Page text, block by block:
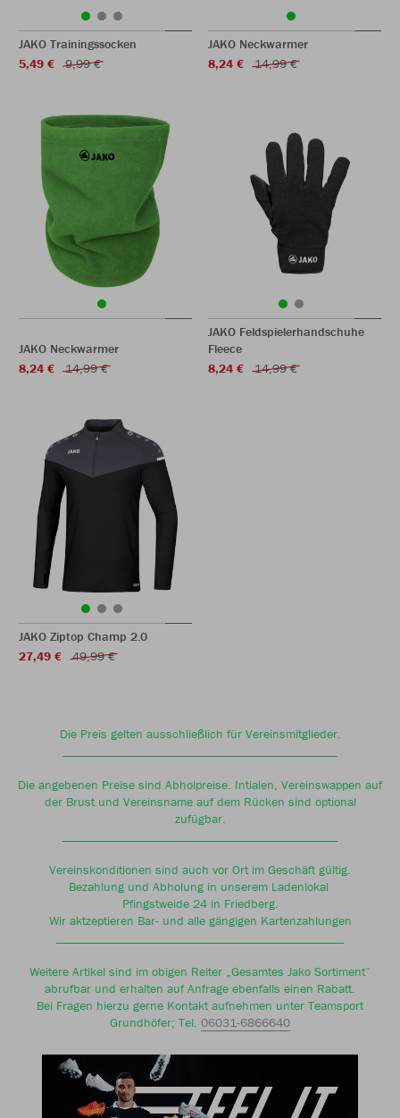
JAKO Trainingssocken
5,49 €
9,99 €
JAKO Neckwarmer
8,24 €
14,99 €
JAKO Neckwarmer
8,24 €
14,99 €
JAKO Feldspielerhandschuhe
Fleece
8,24 €
14,99 €
JAKO Ziptop Champ 2.0
27,49 €
49,99 €
Die Preis gelten ausschließlich für Vereinsmitglieder.
Die angebenen Preise sind Abholpreise. Intialen, Vereinswappen auf
der Brust und Vereinsname auf dem Rücken sind optional
zufügbar.
Vereinskonditionen sind auch vor Ort im Geschäft gültig.
Bezahlung und Abholung in unserem Ladenlokal
Pfingstweide 24 in Friedberg.
Wir aktzeptieren Bar- und alle gängigen Kartenzahlungen
Weitere Artikel sind im obigen Reiter „Gesamtes Jako Sortiment“
abrufbar und erhalten auf Anfrage ebenfalls einen Rabatt.
Bei Fragen hierzu gerne Kontakt aufnehmen unter Teamsport
Grundhöfer; Tel. 06031-6866640